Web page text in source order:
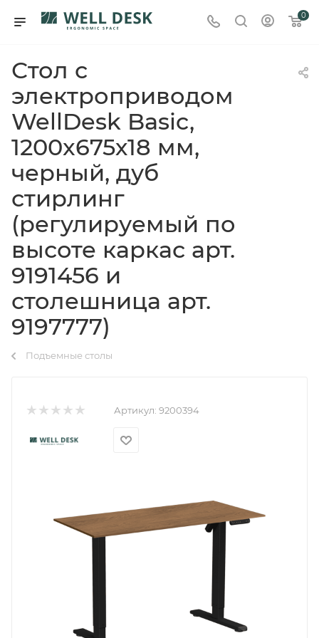
0
Стол с
электроприводом
WellDesk Basic,
1200x675х18 мм,
черный, дуб
стирлинг
(регулируемый по
высоте каркас арт.
9191456 и
столешница арт.
9197777)
Подъемные столы
Артикул: 9200394